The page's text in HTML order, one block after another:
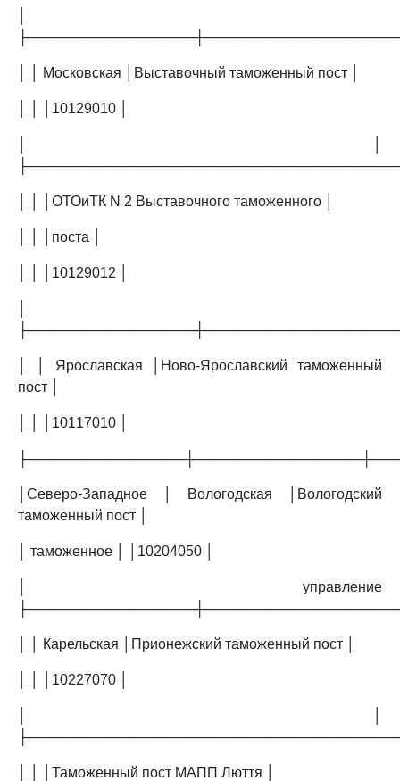
│ │ Московская │Выставочный таможенный пост │
│ │ │10129010 │
│ │ │ОТОиТК N 2 Выставочного таможенного │
│ │ │поста │
│ │ │10129012 │
│ │ Ярославская │Ново-Ярославский таможенный
пост │
│ │ │10117010 │
│Северо-Западное │ Вологодская │Вологодский
таможенный пост │
│ таможенное │ │10204050 │
│ управление
│ │ Карельская │Прионежский таможенный пост │
│ │ │10227070 │
│ │ │Таможенный пост МАПП Люття │